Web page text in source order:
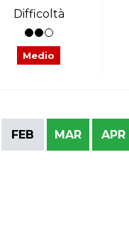
Difficoltà
Medio
FEB MAR APR